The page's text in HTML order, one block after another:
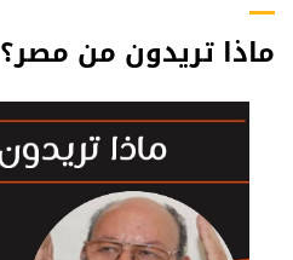
ماذا تريدون من مصر؟